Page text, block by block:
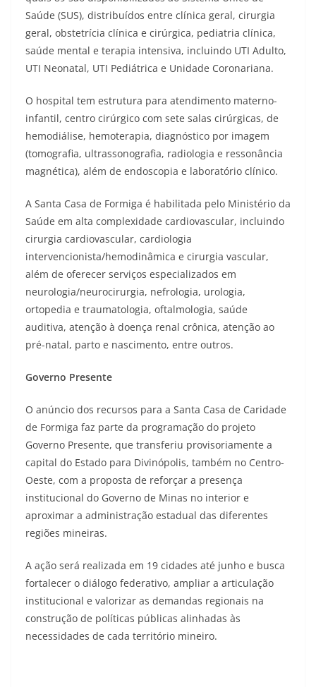
Saúde (SUS), distribuídos entre clínica geral, cirurgia
geral, obstetrícia clínica e cirúrgica, pediatria clínica,
saúde mental e terapia intensiva, incluindo UTI Adulto,
UTI Neonatal, UTI Pediátrica e Unidade Coronariana.
O hospital tem estrutura para atendimento materno-
infantil, centro cirúrgico com sete salas cirúrgicas, de
hemodiálise, hemoterapia, diagnóstico por imagem
(tomografia, ultrassonografia, radiologia e ressonância
magnética), além de endoscopia e laboratório clínico.
A Santa Casa de Formiga é habilitada pelo Ministério da
Saúde em alta complexidade cardiovascular, incluindo
cirurgia cardiovascular, cardiologia
intervencionista/hemodinâmica e cirurgia vascular,
além de oferecer serviços especializados em
neurologia/neurocirurgia, nefrologia, urologia,
ortopedia e traumatologia, oftalmologia, saúde
auditiva, atenção à doença renal crônica, atenção ao
pré-natal, parto e nascimento, entre outros.
Governo Presente
O anúncio dos recursos para a Santa Casa de Caridade
de Formiga faz parte da programação do projeto
Governo Presente, que transferiu provisoriamente a
capital do Estado para Divinópolis, também no Centro-
Oeste, com a proposta de reforçar a presença
institucional do Governo de Minas no interior e
aproximar a administração estadual das diferentes
regiões mineiras.
A ação será realizada em 19 cidades até junho e busca
fortalecer o diálogo federativo, ampliar a articulação
institucional e valorizar as demandas regionais na
construção de políticas públicas alinhadas às
necessidades de cada território mineiro.